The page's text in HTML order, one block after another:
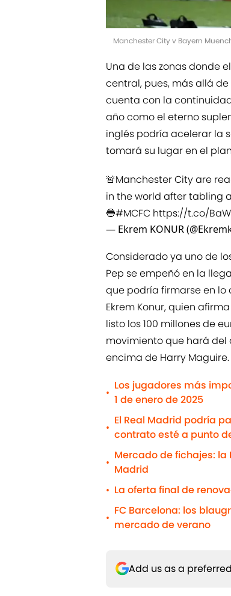
Manchester City v Bayern
Una de las zonas donde
central, pues, más allá
cuenta con la
año como el eterno
inglés podría acelerar la
tomará su lugar en el
🚨Manchester City are
in the world after tabling
🔵#MCFC https://t.co/
— Ekrem KONUR
Considerado ya uno de
Pep se empeñó en la
que podría firmarse en
Ekrem Konur, quien
listo los 100 millones de
movimiento que hará del
encima de Harry Maguire.
•
Los jugadores más
1 de enero de 2025
•
El Real Madrid podría
contrato esté a punto
•
Mercado de fichajes:
Madrid
• La oferta final de
•
FC Barcelona: los
mercado de verano
Add us as a